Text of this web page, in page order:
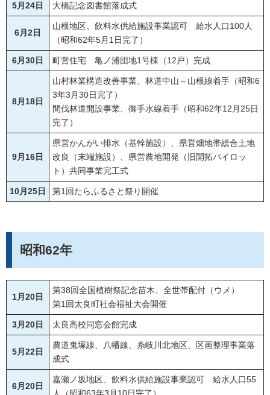
5月24日 大橋記念図書館落成式
6月2日
山根地区、飲料水供給施設事業認可 給水人口100人
（昭和62年5月1日完了）
6月30日 町営住宅 亀ノ浦団地1号棟（12戸）完成
8月18日
山村林業構造改善事業、林道中山～山根線着手（昭和6
3年3月30日完了）
間伐林道開設事業、御手水線着手（昭和62年12月25日
完了）
9月16日
県営かんがい排水（基幹施設）、県営畑地帯総合土地
改良（末端施設）、県営農地開発（旧開拓パイロッ
ト）共同事業完工式
10月25日 第1回たらふるさと祭り開催
昭和62年
1月20日
第38回全国植樹祭記念苗木、全世帯配付（ウメ）
第1回太良町社会福祉大会開催
3月20日 太良高校同窓会館完成
5月22日
農道鬼塚線、八幡線、糸岐川北地区、区画整理事業落
成式
6月20日
嘉瀬ノ坂地区、飲料水供給施設事業認可 給水人口55